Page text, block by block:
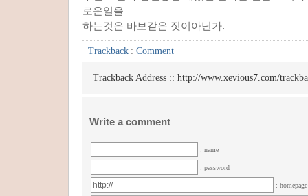
로운일을
하는것은 바보같은 짓이아닌가.
Trackback : Comment
Trackback Address :: http://www.xevious7.com/
Write a comment
: name
: password
: